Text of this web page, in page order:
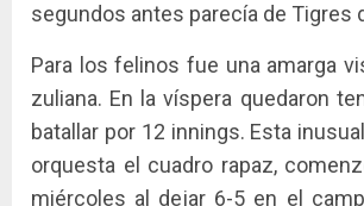
segundos antes parecía de Tigres
Para los felinos fue una amarga
zuliana. En la víspera quedaron
batallar por 12 innings. Esta
orquesta el cuadro rapaz,
miércoles al dejar 6-5 en el